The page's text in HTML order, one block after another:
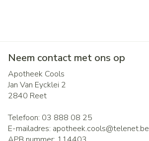
Neem contact met ons op
Apotheek Cools
Jan Van Eycklei 2
2840 Reet
Telefoon: 03 888 08 25
E-mailadres: apotheek.cools@telenet.be